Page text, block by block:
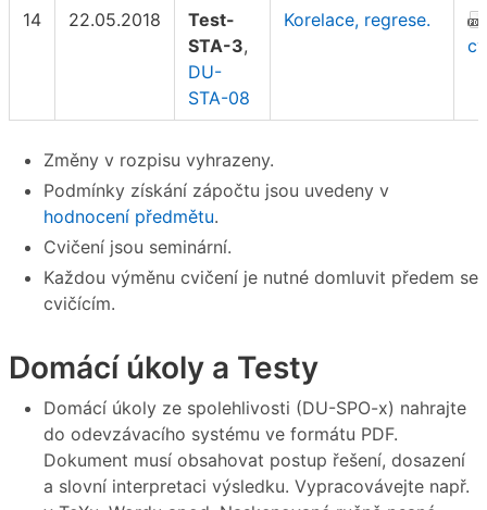
14 22.05.2018
Test-
STA-3,
DU-
STA-08
Korelace, regrese.
Změny v rozpisu vyhrazeny.
Podmínky získání zápočtu jsou uvedeny v
hodnocení předmětu.
Cvičení jsou seminární.
Každou výměnu cvičení je nutné domluvit předem se
cvičícím.
Domácí úkoly a Testy
Domácí úkoly ze spolehlivosti (DU-SPO-x) nahrajte
do odevzávacího systému ve formátu PDF.
Dokument musí obsahovat postup řešení, dosazení
a slovní interpretaci výsledku. Vypracovávejte např.